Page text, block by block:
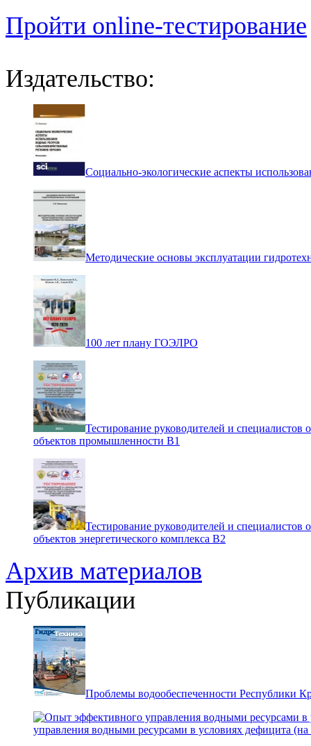
Пройти online-тестирование
Издательство:
Социально-экологические аспекты
Методические основы эксплуатации
100 лет плану ГОЭЛРО
Тестирование руководителей и специалистов
объектов промышленности В1
Тестирование руководителей и специалистов
объектов энергетического комплекса В2
Архив материалов
Публикации
Проблемы водообеспеченности Республики
управления водными ресурсами в условиях дефицита